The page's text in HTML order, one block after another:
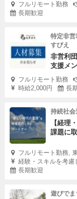
フルリモート勤務
長期歓迎
特定非
すびえ
非営利
支援メ
フルリモート勤務
時給2,000円
長
持続社
【経理
課題に
フルリモート勤務,
経験・スキルを考慮
長期歓迎
遊びで